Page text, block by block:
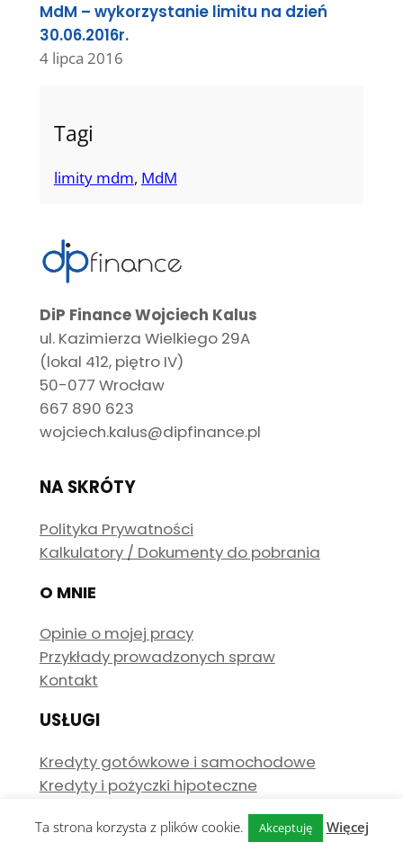
MdM – wykorzystanie limitu na dzień
30.06.2016r.
4 lipca 2016
Tagi
limity mdm, MdM
DiP Finance Wojciech Kalus
ul. Kazimierza Wielkiego 29A
(lokal 412, piętro IV)
50-077 Wrocław
667 890 623
wojciech.kalus@dipfinance.pl
NA SKRÓTY
Polityka Prywatności
Kalkulatory / Dokumenty do pobrania
O MNIE
Opinie o mojej pracy
Przykłady prowadzonych spraw
Kontakt
USŁUGI
Kredyty gotówkowe i samochodowe
Kredyty i pożyczki hipoteczne
Ta strona korzysta z plików cookie. Akceptuję Więcej